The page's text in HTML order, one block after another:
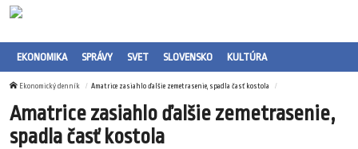
EKONOMIKA SPRÁVY SVET SLOVENSKO KULTÚRA
Ekonomický denník Amatrice zasiahlo ďalšie zemetrasenie, spadla časť kostola
Amatrice zasiahlo ďalšie zemetrasenie,
spadla časť kostola